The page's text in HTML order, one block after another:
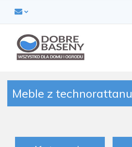
Meble z technorattanu